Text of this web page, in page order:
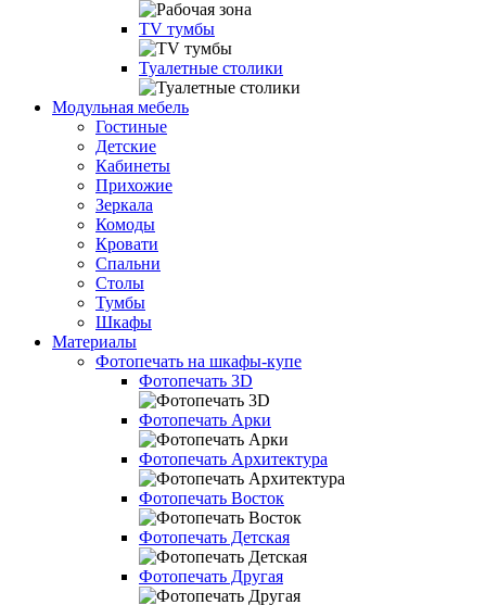
TV тумбы
Туалетные столики
Модульная мебель
Гостиные
Детские
Кабинеты
Прихожие
Зеркала
Комоды
Кровати
Спальни
Столы
Тумбы
Шкафы
Материалы
Фотопечать на шкафы-купе
Фотопечать 3D
Фотопечать Арки
Фотопечать Архитектура
Фотопечать Восток
Фотопечать Детская
Фотопечать Другая